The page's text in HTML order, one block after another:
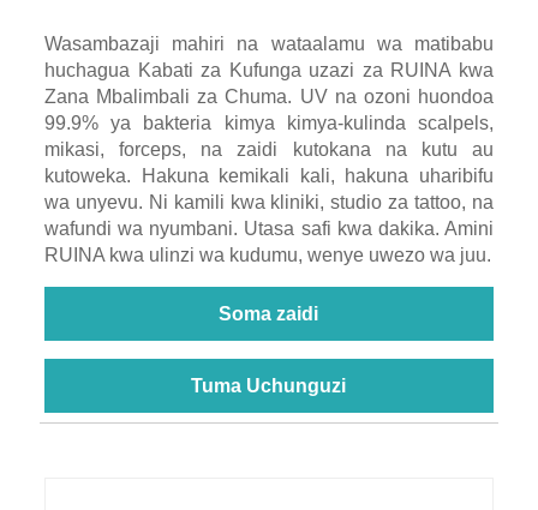
Wasambazaji mahiri na wataalamu wa matibabu
huchagua Kabati za Kufunga uzazi za RUINA kwa
Zana Mbalimbali za Chuma. UV na ozoni huondoa
99.9% ya bakteria kimya kimya-kulinda scalpels,
mikasi, forceps, na zaidi kutokana na kutu au
kutoweka. Hakuna kemikali kali, hakuna uharibifu
wa unyevu. Ni kamili kwa kliniki, studio za tattoo, na
wafundi wa nyumbani. Utasa safi kwa dakika. Amini
RUINA kwa ulinzi wa kudumu, wenye uwezo wa juu.
Soma zaidi
Tuma Uchunguzi